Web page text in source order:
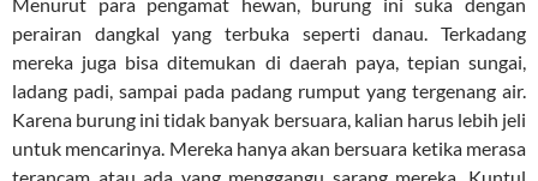
perairan dangkal yang terbuka seperti danau. Terkadang
mereka juga bisa ditemukan di daerah paya, tepian sungai,
ladang padi, sampai pada padang rumput yang tergenang air.
Karena burung ini tidak banyak bersuara, kalian harus lebih jeli
untuk mencarinya. Mereka hanya akan bersuara ketika merasa